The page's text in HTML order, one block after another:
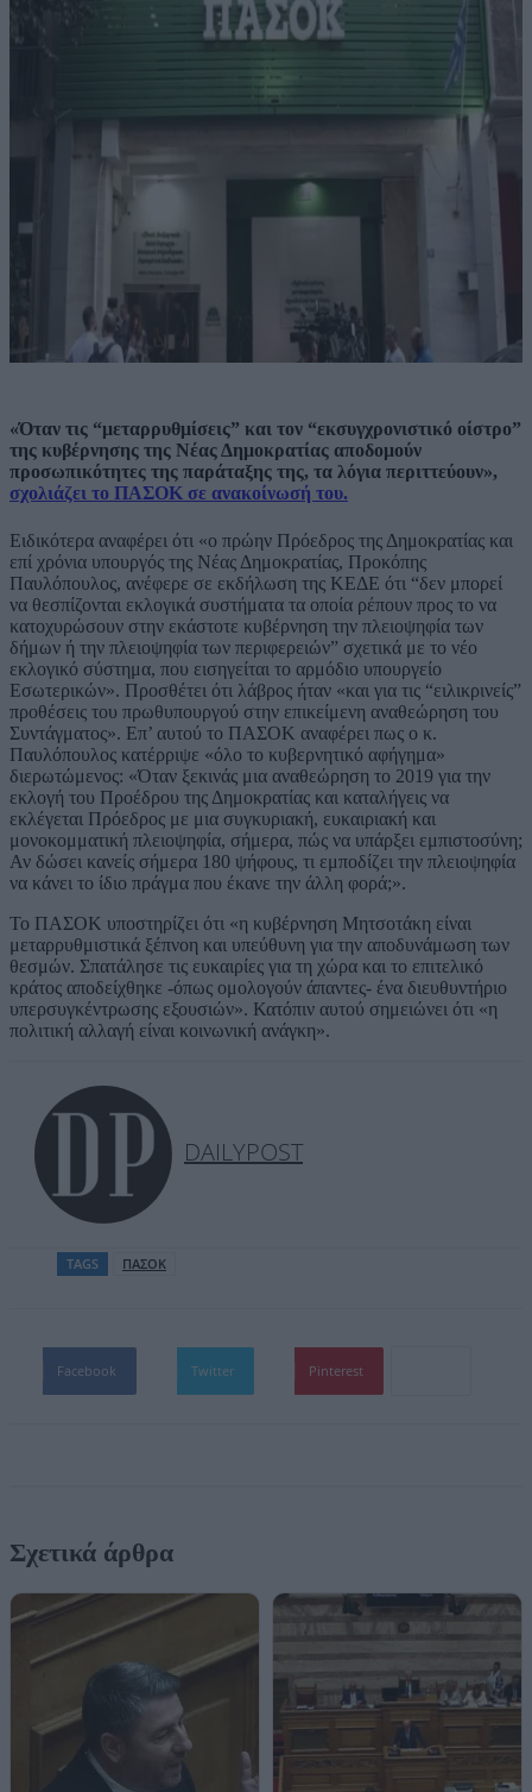
«Όταν τις “μεταρρυθμίσεις” και τον “εκσυγχρονιστικό οίστρο”
της κυβέρνησης της Νέας Δημοκρατίας αποδομούν
προσωπικότητες της παράταξης της, τα λόγια περιττεύουν»,
σχολιάζει το ΠΑΣΟΚ σε ανακοίνωσή του.
Ειδικότερα αναφέρει ότι «ο πρώην Πρόεδρος της Δημοκρατίας και
επί χρόνια υπουργός της Νέας Δημοκρατίας, Προκόπης
Παυλόπουλος, ανέφερε σε εκδήλωση της ΚΕΔΕ ότι “δεν μπορεί
να θεσπίζονται εκλογικά συστήματα τα οποία ρέπουν προς το να
κατοχυρώσουν στην εκάστοτε κυβέρνηση την πλειοψηφία των
δήμων ή την πλειοψηφία των περιφερειών” σχετικά με το νέο
εκλογικό σύστημα, που εισηγείται το αρμόδιο υπουργείο
Εσωτερικών». Προσθέτει ότι λάβρος ήταν «και για τις “ειλικρινείς”
προθέσεις του πρωθυπουργού στην επικείμενη αναθεώρηση του
Συντάγματος». Επ’ αυτού το ΠΑΣΟΚ αναφέρει πως ο κ.
Παυλόπουλος κατέρριψε «όλο το κυβερνητικό αφήγημα»
διερωτώμενος: «Όταν ξεκινάς μια αναθεώρηση το 2019 για την
εκλογή του Προέδρου της Δημοκρατίας και καταλήγεις να
εκλέγεται Πρόεδρος με μια συγκυριακή, ευκαιριακή και
μονοκομματική πλειοψηφία, σήμερα, πώς να υπάρξει εμπιστοσύνη;
Αν δώσει κανείς σήμερα 180 ψήφους, τι εμποδίζει την πλειοψηφία
να κάνει το ίδιο πράγμα που έκανε την άλλη φορά;».
Το ΠΑΣΟΚ υποστηρίζει ότι «η κυβέρνηση Μητσοτάκη είναι
μεταρρυθμιστικά ξέπνοη και υπεύθυνη για την αποδυνάμωση των
θεσμών. Σπατάλησε τις ευκαιρίες για τη χώρα και το επιτελικό
κράτος αποδείχθηκε -όπως ομολογούν άπαντες- ένα διευθυντήριο
υπερσυγκέντρωσης εξουσιών». Κατόπιν αυτού σημειώνει ότι «η
πολιτική αλλαγή είναι κοινωνική ανάγκη».
DAILYPOST
TAGS ΠΑΣΟΚ
Facebook Twitter Pinterest
Σχετικά άρθρα